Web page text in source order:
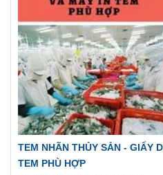
TEM NHÃN THỦY SẢN - GIẤY
TEM PHÙ HỢP